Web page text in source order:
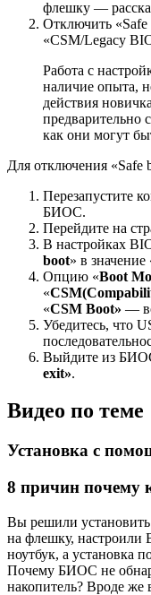
флешку —
Отключить «Safe
«CSM/Legacy
Работа с
наличие опыта,
действия
предварительно
как они могут
Для отключения
Перезапустите
БИОС.
Перейдите на
В настройках
boot» в значение
Опцию «Boot
«
«CSM Boot» —
Убедитесь, что
Выйдите из
exit».
Видео по теме
Установка с
8 причин почему
Вы решили
на флешку, настроили
ноутбук, а установка
Почему БИОС не
накопитель? Вроде же